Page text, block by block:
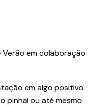
em colaboração
em algo positivo.
pinhal ou até mesmo